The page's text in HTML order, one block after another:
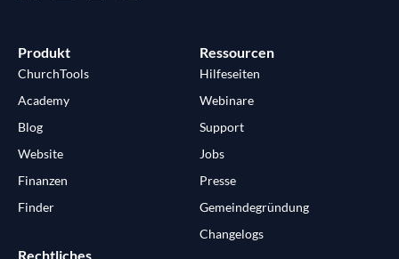
Produkt
ChurchTools
Academy
Blog
Website
Finanzen
Finder
Ressourcen
Hilfeseiten
Webinare
Support
Jobs
Presse
Gemeindegründung
Changelogs
Rechtliches